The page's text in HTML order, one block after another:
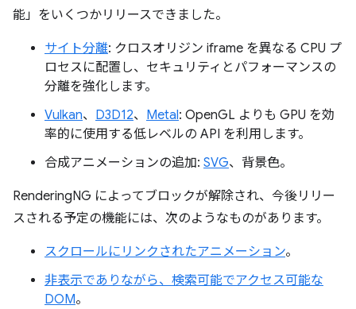
能」をいくつかリリースできました。
サイト分離: クロスオリジン iframe を異なる CPU プ
ロセスに配置し、セキュリティとパフォーマンスの
分離を強化します。
Vulkan、 D3D12、 Metal: OpenGL よりも GPU を効
率的に使用する低レベルの API を利用します。
合成アニメーションの追加: SVG、背景色。
RenderingNG によってブロックが解除され、今後リリー
スされる予定の機能には、次のようなものがあります。
スクロールにリンクされたアニメーション。
非表示でありながら、検索可能でアクセス可能な
DOM。